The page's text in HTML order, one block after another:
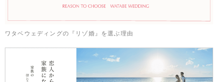
ワタベウェディングの『リゾ婚』を選ぶ理由